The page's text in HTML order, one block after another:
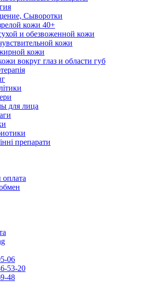
Сыворотки
кожи 40+
и обезвоженной кожи
кожи
кожи
вокруг глаз и области губ
для лица
препарати
оплата
06
53-20
48